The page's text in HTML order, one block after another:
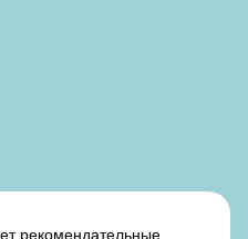
рекомендательные